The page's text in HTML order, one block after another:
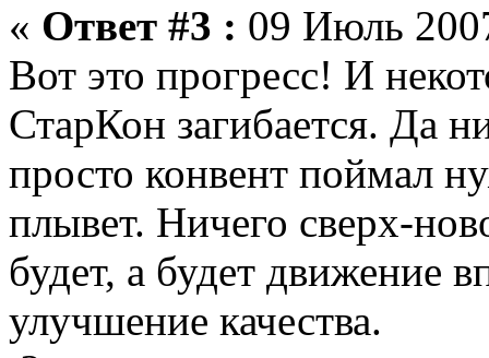
« Ответ #3 : 09 Июль
Вот это прогресс! И
СтарКон загибается. Да
просто конвент поймал
плывет. Ничего сверх-
будет, а будет движение
улучшение качества.